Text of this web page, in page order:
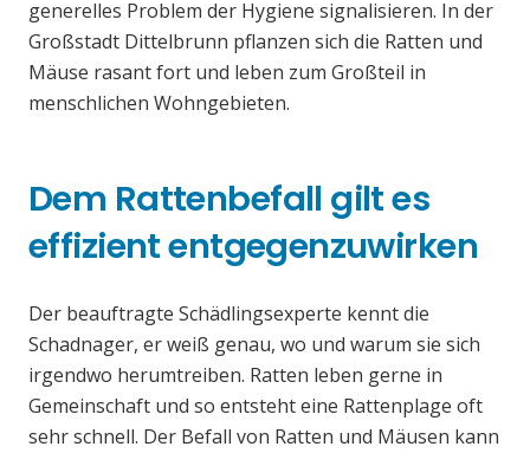
generelles Problem der Hygiene signalisieren. In der
Großstadt Dittelbrunn pflanzen sich die Ratten und
Mäuse rasant fort und leben zum Großteil in
menschlichen Wohngebieten.
Dem Rattenbefall gilt es
effizient entgegenzuwirken
Der beauftragte Schädlingsexperte kennt die
Schadnager, er weiß genau, wo und warum sie sich
irgendwo herumtreiben. Ratten leben gerne in
Gemeinschaft und so entsteht eine Rattenplage oft
sehr schnell. Der Befall von Ratten und Mäusen kann